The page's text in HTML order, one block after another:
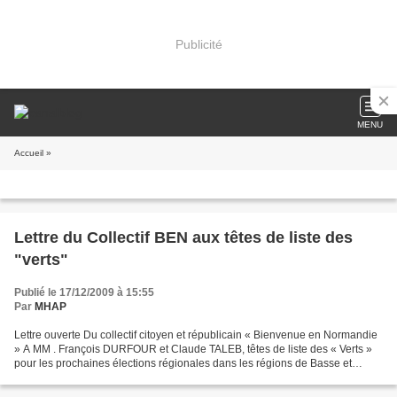
Publicité
MENU
Accueil »
Lettre du Collectif BEN aux têtes de liste des
"verts"
Publié le 17/12/2009 à 15:55
Par MHAP
Lettre ouverte Du collectif citoyen et républicain « Bienvenue en Normandie
» A MM . François DURFOUR et Claude TALEB, têtes de liste des « Verts »
pour les prochaines élections régionales dans les régions de Basse et